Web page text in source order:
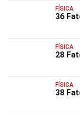
FÍSICA
36
FÍSICA
28
FÍSICA
38